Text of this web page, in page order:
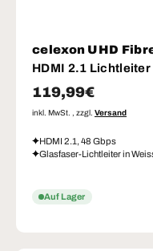
celexon UHD
HDMI 2.1 Lichtleiter
Normaler Preis
119,99€
inkl. MwSt. , zzgl. Versand
HDMI 2.1, 48 Gbps
Glasfaser-Lichtleiter in
Auf Lager